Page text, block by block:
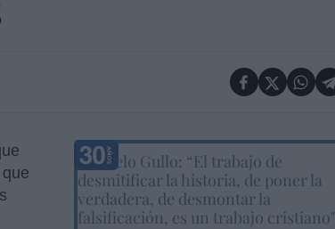
Marcelo Gullo: “El trabajo de
desmitificar la historia, de poner la
verdadera, de desmontar la
falsificación, es un trabajo cristiano"